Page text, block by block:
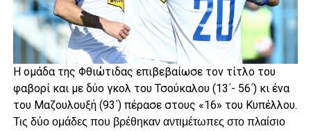
Η ομάδα της Φθιώτιδας επιβεβαίωσε τον τίτλο του
φαβορί και με δύο γκολ του Τσούκαλου (13΄- 56΄) κι ένα
του Μαζουλουξή (93΄) πέρασε στους «16» του Κυπέλλου.
Τις δύο ομάδες που βρέθηκαν αντιμέτωπες στο πλαίσιο